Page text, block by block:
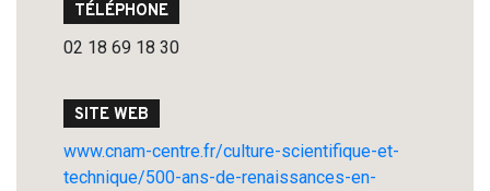
TÉLÉPHONE
02 18 69 18 30
SITE WEB
www.cnam-centre.fr/culture-scientifique-et-
technique/500-ans-de-renaissances-en-